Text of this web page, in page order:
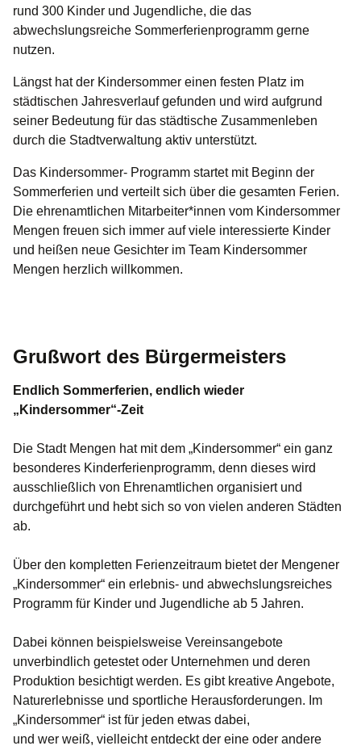
rund 300 Kinder und Jugendliche, die das
abwechslungsreiche Sommerferienprogramm gerne
nutzen.
Längst hat der Kindersommer einen festen Platz im
städtischen Jahresverlauf gefunden und wird aufgrund
seiner Bedeutung für das städtische Zusammenleben
durch die Stadtverwaltung aktiv unterstützt.
Das Kindersommer- Programm startet mit Beginn der
Sommerferien und verteilt sich über die gesamten Ferien.
Die ehrenamtlichen Mitarbeiter*innen vom Kindersommer
Mengen freuen sich immer auf viele interessierte Kinder
und heißen neue Gesichter im Team Kindersommer
Mengen herzlich willkommen.
Grußwort des Bürgermeisters
Endlich Sommerferien, endlich wieder
„Kindersommer“-Zeit
Die Stadt Mengen hat mit dem „Kindersommer“ ein ganz
besonderes Kinderferienprogramm, denn dieses wird
ausschließlich von Ehrenamtlichen organisiert und
durchgeführt und hebt sich so von vielen anderen Städten
ab.
Über den kompletten Ferienzeitraum bietet der Mengener
„Kindersommer“ ein erlebnis- und abwechslungsreiches
Programm für Kinder und Jugendliche ab 5 Jahren.
Dabei können beispielsweise Vereinsangebote
unverbindlich getestet oder Unternehmen und deren
Produktion besichtigt werden. Es gibt kreative Angebote,
Naturerlebnisse und sportliche Herausforderungen. Im
„Kindersommer“ ist für jeden etwas dabei,
und wer weiß, vielleicht entdeckt der eine oder andere